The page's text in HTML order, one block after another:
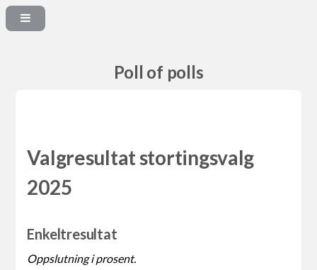
Poll of polls
Valgresultat stortingsvalg
2025
Enkeltresultat
Oppslutning i prosent.